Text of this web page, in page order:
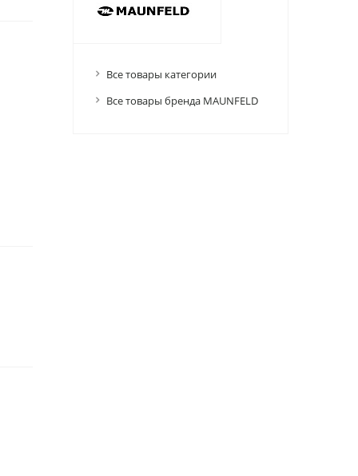
Все товары категории
Все товары бренда MAUNFELD